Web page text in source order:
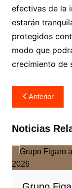
efectivas de la
estarán
protegidos
modo que
crecimiento de
Navegación
de
entradas
Anterior
Noticias